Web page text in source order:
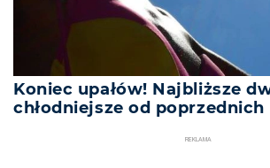
Koniec upałów! Najbliższe
chłodniejsze od poprzednich
REKLAMA